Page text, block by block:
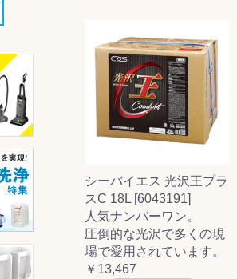
シーバイエス 光沢王プラ
スC 18L [6043191]
人気ナンバーワン。
圧倒的な光沢で多くの現
場で愛用されています。
￥13,467